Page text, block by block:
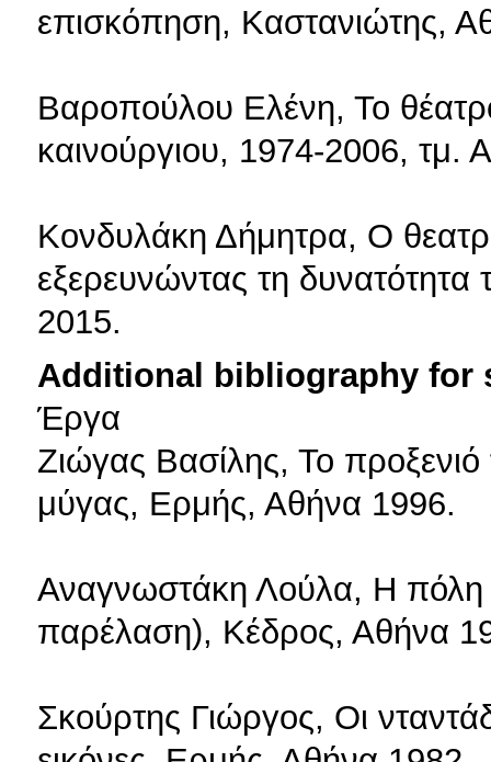
επισκόπηση, Καστανιώτης,
Βαροπούλου Ελένη, Το
καινούργιου, 1974-2006, τμ.
Κονδυλάκη Δήμητρα, Ο
εξερευνώντας τη
2015.
Additional bibliography for
Έργα
Ζιώγας Βασίλης, Το
μύγας, Ερμής, Αθήνα 1996.
Αναγνωστάκη Λούλα, Η
παρέλαση), Κέδρος, Αθήνα
Σκούρτης Γιώργος, Οι